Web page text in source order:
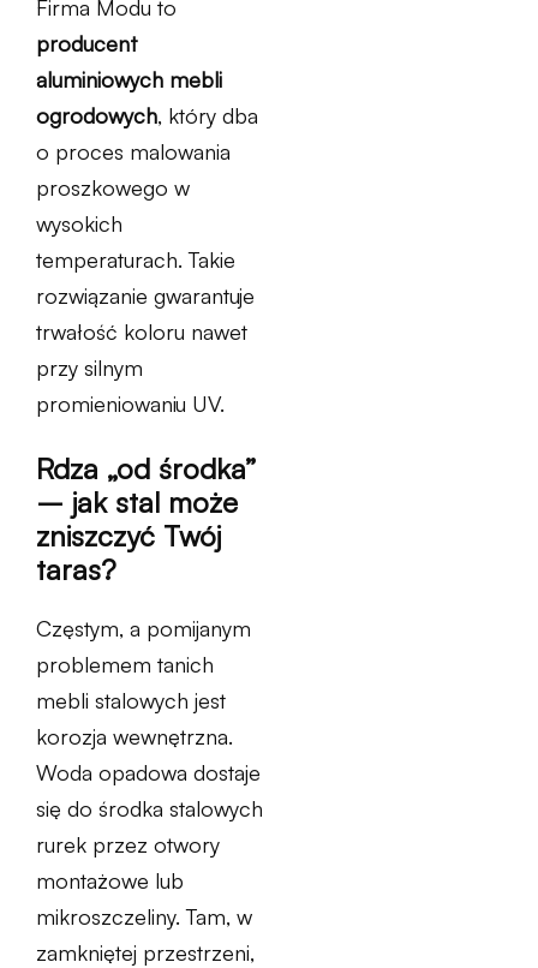
Firma Modu to
producent
aluminiowych mebli
ogrodowych, który dba
o proces malowania
proszkowego w
wysokich
temperaturach. Takie
rozwiązanie gwarantuje
trwałość koloru nawet
przy silnym
promieniowaniu UV.
Rdza „od środka”
– jak stal może
zniszczyć Twój
taras?
Częstym, a pomijanym
problemem tanich
mebli stalowych jest
korozja wewnętrzna.
Woda opadowa dostaje
się do środka stalowych
rurek przez otwory
montażowe lub
mikroszczeliny. Tam, w
zamkniętej przestrzeni,